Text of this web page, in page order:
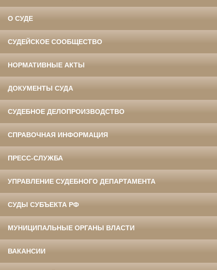
О СУДЕ
СУДЕЙСКОЕ СООБЩЕСТВО
НОРМАТИВНЫЕ АКТЫ
ДОКУМЕНТЫ СУДА
СУДЕБНОЕ ДЕЛОПРОИЗВОДСТВО
СПРАВОЧНАЯ ИНФОРМАЦИЯ
ПРЕСС-СЛУЖБА
УПРАВЛЕНИЕ СУДЕБНОГО ДЕПАРТАМЕНТА
СУДЫ СУБЪЕКТА РФ
МУНИЦИПАЛЬНЫЕ ОРГАНЫ ВЛАСТИ
ВАКАНСИИ